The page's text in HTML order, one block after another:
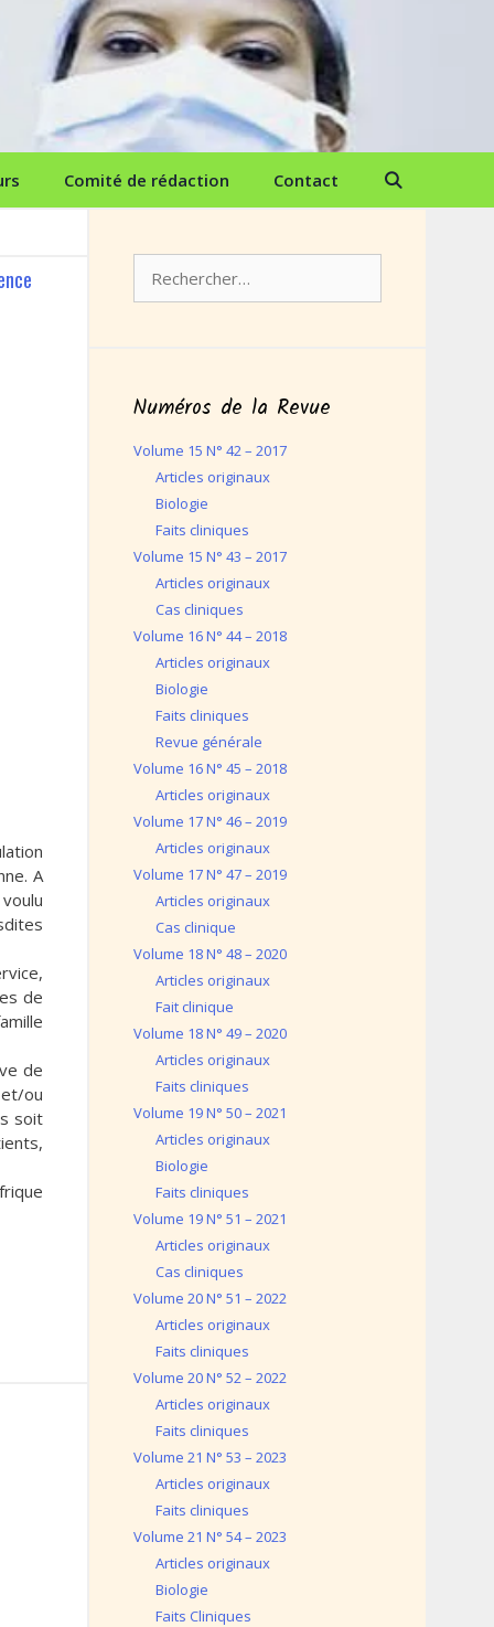
Comité de rédaction Contact
A
de
de
ou
soit
Numéros de la Revue
Volume 15 N° 42 – 2017
Articles originaux
Biologie
Faits cliniques
Volume 15 N° 43 – 2017
Articles originaux
Cas cliniques
Volume 16 N° 44 – 2018
Articles originaux
Biologie
Faits cliniques
Revue générale
Volume 16 N° 45 – 2018
Articles originaux
Volume 17 N° 46 – 2019
Articles originaux
Volume 17 N° 47 – 2019
Articles originaux
Cas clinique
Volume 18 N° 48 – 2020
Articles originaux
Fait clinique
Volume 18 N° 49 – 2020
Articles originaux
Faits cliniques
Volume 19 N° 50 – 2021
Articles originaux
Biologie
Faits cliniques
Volume 19 N° 51 – 2021
Articles originaux
Cas cliniques
Volume 20 N° 51 – 2022
Articles originaux
Faits cliniques
Volume 20 N° 52 – 2022
Articles originaux
Faits cliniques
Volume 21 N° 53 – 2023
Articles originaux
Faits cliniques
Volume 21 N° 54 – 2023
Articles originaux
Biologie
Faits Cliniques